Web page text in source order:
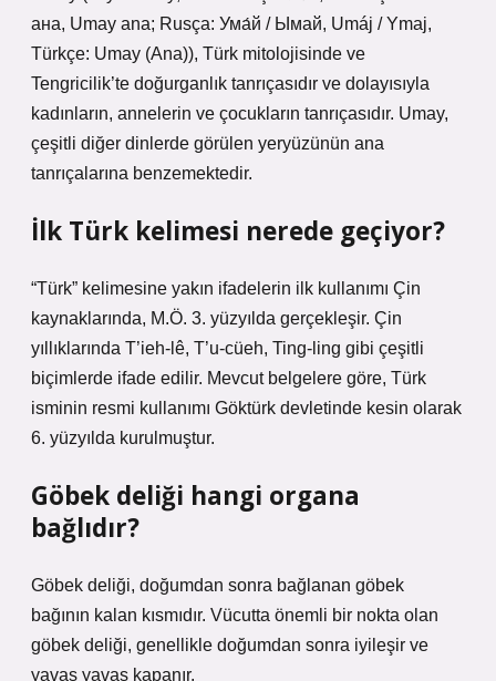
aна, Umay ana; Rusça: Ума́й / Ымай, Umáj / Ymaj,
Türkçe: Umay (Ana)), Türk mitolojisinde ve
Tengricilik’te doğurganlık tanrıçasıdır ve dolayısıyla
kadınların, annelerin ve çocukların tanrıçasıdır. Umay,
çeşitli diğer dinlerde görülen yeryüzünün ana
tanrıçalarına benzemektedir.
İlk Türk kelimesi nerede geçiyor?
“Türk” kelimesine yakın ifadelerin ilk kullanımı Çin
kaynaklarında, M.Ö. 3. yüzyılda gerçekleşir. Çin
yıllıklarında T’ieh-lê, T’u-cüeh, Ting-ling gibi çeşitli
biçimlerde ifade edilir. Mevcut belgelere göre, Türk
isminin resmi kullanımı Göktürk devletinde kesin olarak
6. yüzyılda kurulmuştur.
Göbek deliği hangi organa
bağlıdır?
Göbek deliği, doğumdan sonra bağlanan göbek
bağının kalan kısmıdır. Vücutta önemli bir nokta olan
göbek deliği, genellikle doğumdan sonra iyileşir ve
yavaş yavaş kapanır.